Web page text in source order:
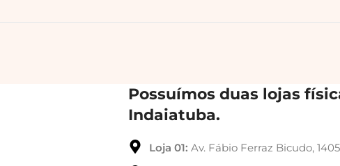
Possuímos duas lojas
Indaiatuba.
Loja 01: Av. Fábio Ferraz Bicudo, 1405